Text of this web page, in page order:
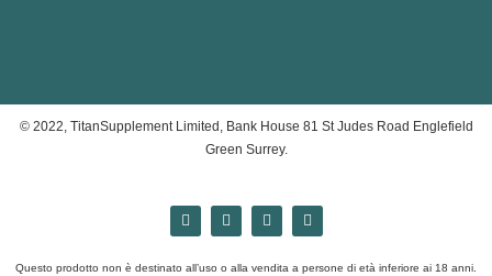
© 2022, TitanSupplement Limited, Bank House 81 St Judes Road Englefield
Green Surrey.
Questo prodotto non è destinato all’uso o alla vendita a persone di età inferiore ai 18 anni.